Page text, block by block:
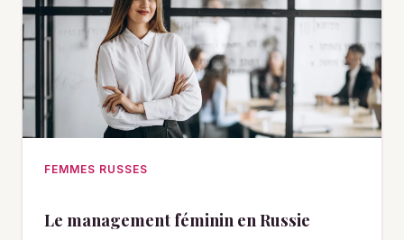
FEMMES RUSSES
Le management féminin en Russie